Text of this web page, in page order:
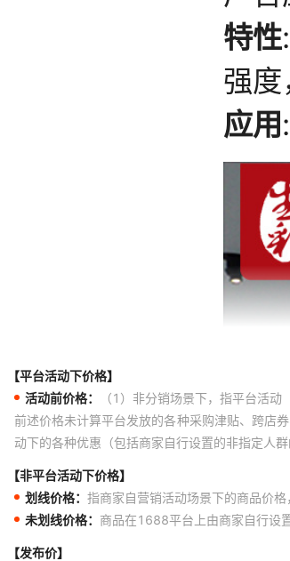
【平台活动下价格】
活动前价格：
（1）非分销场景下，指平台活
前述价格未计算平台发放的各种采购津贴、跨店
动下的各种优惠（包括商家自行设置的非指定人
【非平台活动下价格】
划线价格： 指商家自营销活动场景下的商品价
未划线价格： 商品在1688平台上由商家自行设
【发布价】